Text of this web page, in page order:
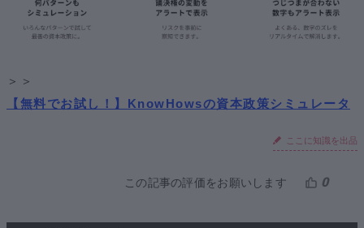
＞＞
【無料でお試し！】KnowHowsの資本政策シミュレータ
ここに知識を出品
この記事の評価をお願いします 0